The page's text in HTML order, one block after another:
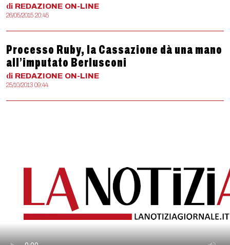
di REDAZIONE ON-LINE
26/05/2015 20:45
Processo Ruby, la Cassazione dà una mano
all’imputato Berlusconi
di REDAZIONE ON-LINE
25/10/2013 09:44